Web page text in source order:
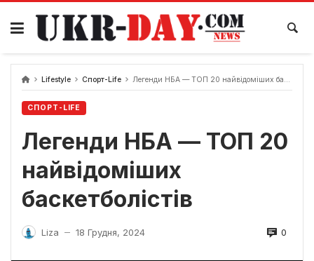
Перейти
вмісту
Lifestyle Спорт-Life Легенди НБА — ТОП 20 найвідоміших баскетболістів
СПОРТ-LIFE
Легенди НБА — ТОП 20
найвідоміших
баскетболістів
Liza — 18 Грудня, 2024 0